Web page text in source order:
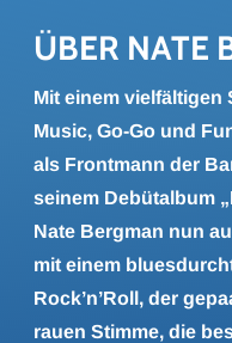
ÜBER NATE
Mit einem vielfältigen
Music, Go-Go und
als Frontmann der
seinem Debütalbum
Nate Bergman nun
mit einem
Rock’n’Roll, der
rauen Stimme, die